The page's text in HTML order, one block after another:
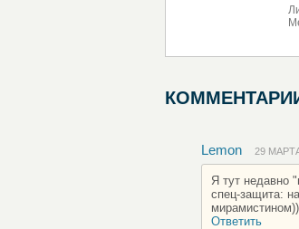
Lemon 29
Я тут недавно
спец-защита:
Ответить